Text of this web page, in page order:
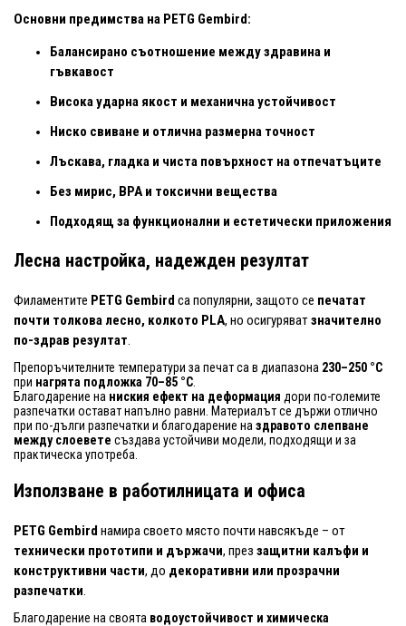
Основни предимства на PETG Gembird:
Балансирано съотношение между здравина и
гъвкавост
Висока ударна якост и механична устойчивост
Ниско свиване и отлична размерна точност
Лъскава, гладка и чиста повърхност на отпечатъците
Без мирис, BPA и токсични вещества
Подходящ за функционални и естетически приложения
Лесна настройка, надежден резултат
Филаментите PETG Gembird са популярни, защото се печатат
почти толкова лесно, колкото PLA, но осигуряватзначително
по-здрав резултат.
Препоръчителните температури за печат са в диапазона 230–250 °C
при нагрята подложка 70–85 °C
Благодарение на ниския ефект на деформация дори по-големите
разпечатки остават напълно равни. Материалът се държи отлично
при по-дълги разпечатки и благодарение на здравото слепване
между слоевете създава устойчиви модели, подходящи и за
практическа употреба.
Използване в работилницата и офиса
PETG Gembird намира своето място почти навсякъде – от
технически прототипи и държачи, през защитни калъфи и
конструктивни части, до декоративни или прозрачни
разпечатки.
Благодарение на своята водоустойчивост и химическа